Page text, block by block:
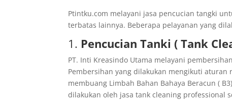
Ptintku.com melayani jasa pencucian tangki
terbatas lainnya. Beberapa pelayanan yang
1. Pencucian Tanki ( Tank
PT. Inti Kreasindo Utama melayani
Pembersihan yang dilakukan mengikuti
membuang Limbah Bahan Bahaya Beracun (
dilakukan oleh jasa tank cleaning professional